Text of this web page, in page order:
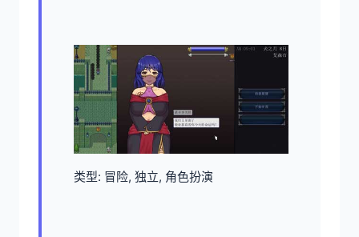
类型: 冒险, 独立, 角色扮演